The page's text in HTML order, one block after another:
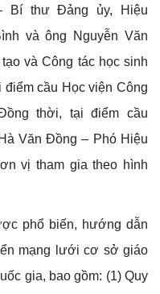
Bí thư Đảng ủy, Hiệu
và ông Nguyễn Văn
và Công tác học sinh
cầu Học viện Công
thời, tại điểm cầu
Văn Đồng – Phó Hiệu
vị tham gia theo hình
phổ biến, hướng dẫn
mạng lưới cơ sở giáo
gia, bao gồm: (1) Quy